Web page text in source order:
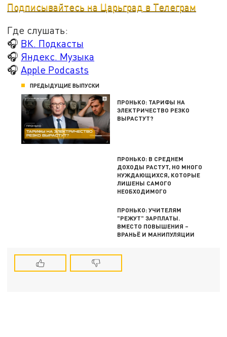
Подписывайтесь на Царьград в Телеграм
Где слушать:
🎧 ВК. Подкасты
🎧 Яндекс. Музыка
🎧Apple Podcasts
ПРЕДЫДУЩИЕ ВЫПУСКИ
ПРОНЬКО: ТАРИФЫ НА
ЭЛЕКТРИЧЕСТВО РЕЗКО
ВЫРАСТУТ?
ПРОНЬКО: В СРЕДНЕМ
ДОХОДЫ РАСТУТ, НО МНОГО
НУЖДАЮЩИХСЯ, КОТОРЫЕ
ЛИШЕНЫ САМОГО
НЕОБХОДИМОГО
ПРОНЬКО: УЧИТЕЛЯМ
"РЕЖУТ" ЗАРПЛАТЫ.
ВМЕСТО ПОВЫШЕНИЯ –
ВРАНЬЁ И МАНИПУЛЯЦИИ